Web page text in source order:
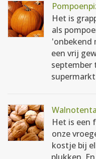
Het is
als
een vrij
september
Het is een
onze
kostje bij